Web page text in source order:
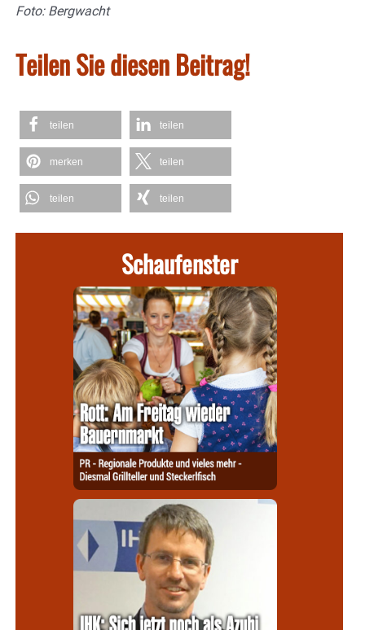
Foto: Bergwacht
Teilen Sie diesen Beitrag!
teilen teilen
merken teilen
teilen teilen
Schaufenster